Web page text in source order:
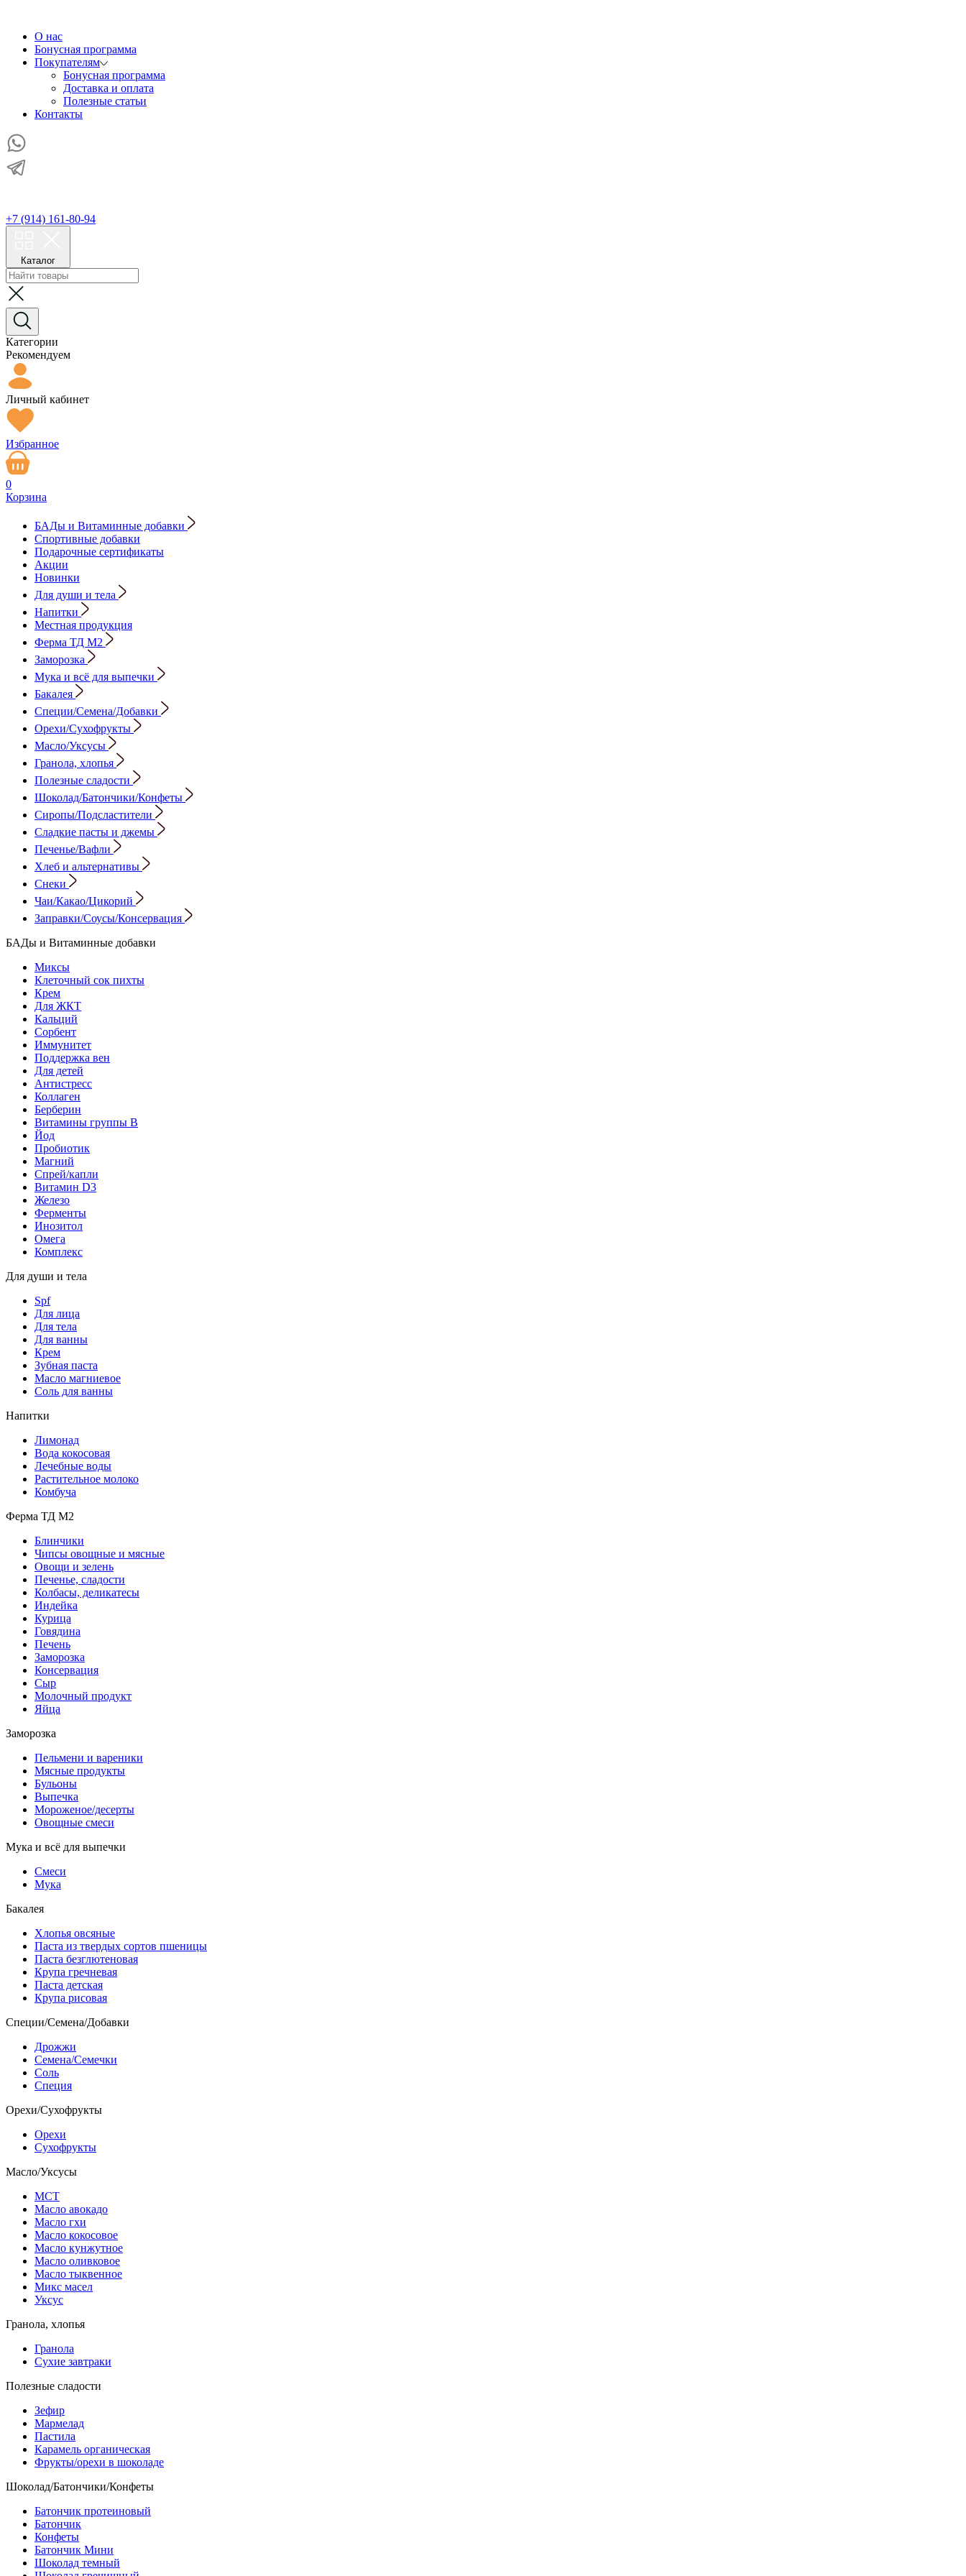
О нас
Бонусная программа
Покупателям
Бонусная программа
Доставка и оплата
Полезные статьи
Контакты
+7 (914) 161-80-94
Каталог
Категории
Рекомендуем
Личный кабинет
Избранное
0
Корзина
БАДы и Витаминные добавки
Спортивные добавки
Подарочные сертификаты
Акции
Новинки
Для души и тела
Напитки
Местная продукция
Ферма ТД М2
Заморозка
Мука и всё для выпечки
Бакалея
Специи/Семена/Добавки
Орехи/Сухофрукты
Масло/Уксусы
Гранола, хлопья
Полезные сладости
Шоколад/Батончики/Конфеты
Сиропы/Подсластители
Сладкие пасты и джемы
Печенье/Вафли
Хлеб и альтернативы
Снеки
Чаи/Какао/Цикорий
Заправки/Соусы/Консервация
БАДы и Витаминные добавки
Миксы
Клеточный сок пихты
Крем
Для ЖКТ
Кальций
Сорбент
Иммунитет
Поддержка вен
Для детей
Антистресс
Коллаген
Берберин
Витамины группы B
Йод
Пробиотик
Магний
Спрей/капли
Витамин D3
Железо
Ферменты
Инозитол
Омега
Комплекс
Для души и тела
Spf
Для лица
Для тела
Для ванны
Крем
Зубная паста
Масло магниевое
Соль для ванны
Напитки
Лимонад
Вода кокосовая
Лечебные воды
Растительное молоко
Комбуча
Ферма ТД М2
Блинчики
Чипсы овощные и мясные
Овощи и зелень
Печенье, сладости
Колбасы, деликатесы
Индейка
Курица
Говядина
Печень
Заморозка
Консервация
Сыр
Молочный продукт
Яйца
Заморозка
Пельмени и вареники
Мясные продукты
Бульоны
Выпечка
Мороженое/десерты
Овощные смеси
Мука и всё для выпечки
Смеси
Мука
Бакалея
Хлопья овсяные
Паста из твердых сортов пшеницы
Паста безглютеновая
Крупа гречневая
Паста детская
Крупа рисовая
Специи/Семена/Добавки
Дрожжи
Семена/Семечки
Соль
Специя
Орехи/Сухофрукты
Орехи
Сухофрукты
Масло/Уксусы
МСТ
Масло авокадо
Масло гхи
Масло кокосовое
Масло кунжутное
Масло оливковое
Масло тыквенное
Микс масел
Уксус
Гранола, хлопья
Гранола
Сухие завтраки
Полезные сладости
Зефир
Мармелад
Пастила
Карамель органическая
Фрукты/орехи в шоколаде
Шоколад/Батончики/Конфеты
Батончик протеиновый
Батончик
Конфеты
Батончик Мини
Шоколад темный